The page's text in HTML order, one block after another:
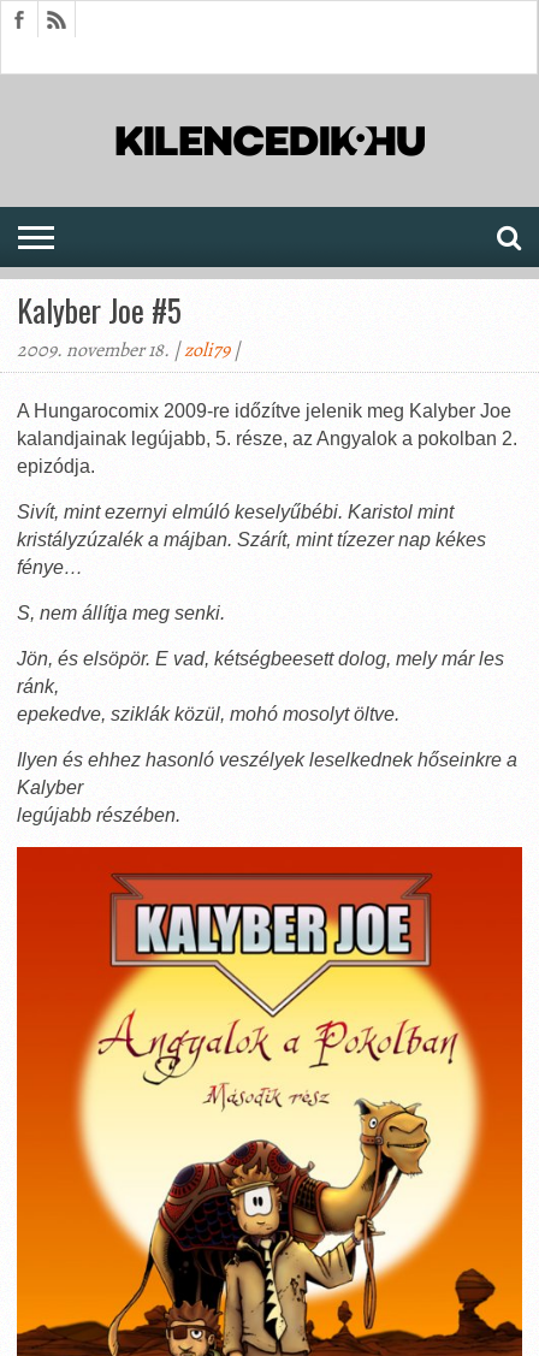
Kalyber Joe #5
2009. november 18. |zoli79|
A Hungarocomix 2009-re időzítve jelenik meg Kalyber Joe
kalandjainak legújabb, 5. része, az Angyalok a pokolban 2.
epizódja.
Sivít, mint ezernyi elmúló keselyűbébi. Karistol mint
kristályzúzalék a májban. Szárít, mint tízezer nap kékes
fénye…
S, nem állítja meg senki.
Jön, és elsöpör. E vad, kétségbeesett dolog, mely már les
ránk,
epekedve, sziklák közül, mohó mosolyt öltve.
Ilyen és ehhez hasonló veszélyek leselkednek hőseinkre a
Kalyber
legújabb részében.